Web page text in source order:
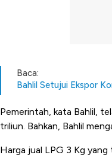
Baca:
Bahlil Setujui Ekspor
Pemerintah, kata Bahlil,
triliun. Bahkan, Bahlil
Harga jual LPG 3 Kg